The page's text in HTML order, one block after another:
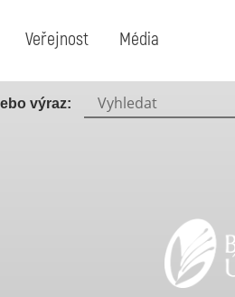
Veřejnost Média
výraz: Vyhledat: